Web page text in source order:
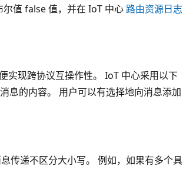
值 false 值，并在 IoT 中心 路由资源日志
实现跨协议互操作性。 IoT 中心采用以下
息的内容。 用户可以有选择地向消息添加
传递不区分大小写。 例如，如果有多个具